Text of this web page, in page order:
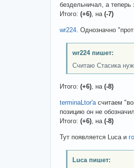
бездельничал, а теперь
Итого: (+6), на (-7)
wr224. Однозначно
wr224 пишет:
Считаю Стасика
Итого: (+6), на (-8)
terminaLtor'aсчитаем
позицию он не
Итого: (+6), на (-8)
Тут появляется Luca и
Luca пишет: